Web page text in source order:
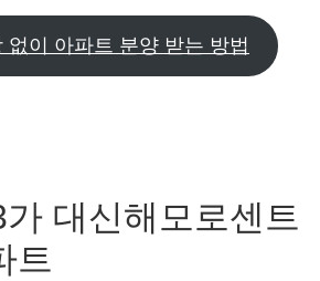
이 아파트 분양 받는 방법
대신해모로센트
트